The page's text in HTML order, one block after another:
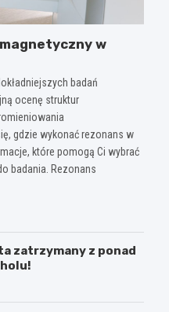
w
badań
ocenę struktur
gdzie wykonać rezonans w
które pomogą Ci wybrać
badania. Rezonans
zatrzymany z ponad